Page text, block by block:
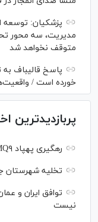
پزشکیان: توسعه
مدیریت، سه محور
متوقف نخواهد شد
پاسخ قالیباف
خورده است /
پربازدیدترین
رهگیری پهپاد MQ۹ بر فراز تنگه هرمز
تخلیه
توافق ایران و
نیست